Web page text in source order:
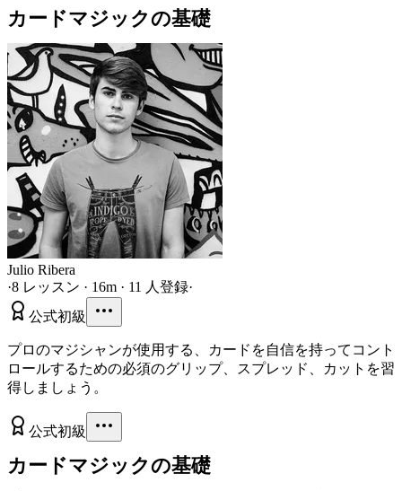
カードマジックの基礎
Julio Ribera
·8 レッスン · 16m · 11 人登録·
公式初級
プロのマジシャンが使用する、カードを自信を持ってコント
ロールするための必須のグリップ、スプレッド、カットを習
得しましょう。
公式初級
カードマジックの基礎